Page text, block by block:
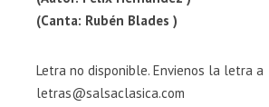
(Canta: Rubén Blades )
Letra no disponible. Envienos la letra a
letras@salsaclasica.com